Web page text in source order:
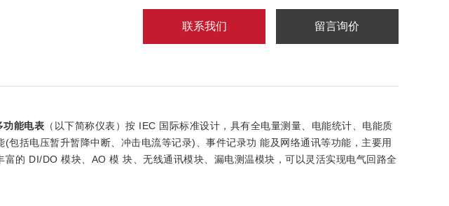
联系我们 留言询价
功能电表 （以下简称仪表）按 IEC 国际标准设计，具有全电量测量、电能统计、电能质
包括电压暂升暂降中断、冲击电流等记录)、事件记录功 能及网络通讯等功能，主要用
的 DI/DO 模块、AO 模 块、无线通讯模块、漏电测温模块，可以灵活实现电气回路全